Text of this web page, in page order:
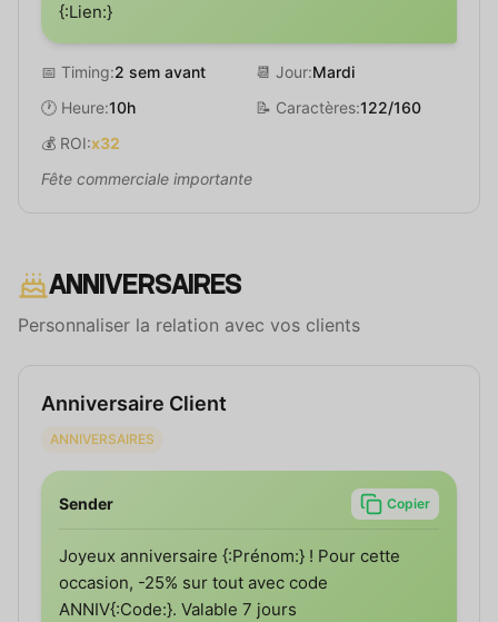
{:Lien:}
📅 Timing:2 sem avant 📆 Jour:Mardi
🕐 Heure:10h 📝 Caractères:122/160
💰 ROI:x32
Fête commerciale importante
ANNIVERSAIRES
Personnaliser la relation avec vos clients
Anniversaire Client
ANNIVERSAIRES
Sender Copier
Joyeux anniversaire {:Prénom:} ! Pour cette
occasion, -25% sur tout avec code
ANNIV{:Code:}. Valable 7 jours